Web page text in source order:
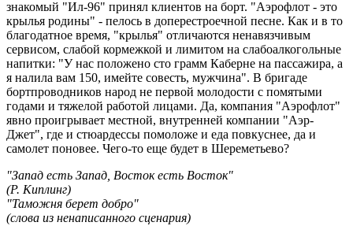
знакомый "Ил-96" принял клиентов на борт. "Аэрофлот - это
крылья родины" - пелось в доперестроечной песне. Как и в то
благодатное время, "крылья" отличаются ненавязчивым
сервисом, слабой кормежкой и лимитом на слабоалкогольные
напитки: "У нас положено сто грамм Каберне на пассажира, а
я налила вам 150, имейте совесть, мужчина". В бригаде
бортпроводников народ не первой молодости с помятыми
годами и тяжелой работой лицами. Да, компания "Аэрофлот"
явно проигрывает местной, внутренней компании "Аэр-
Джет", где и стюардессы помоложе и еда повкуснее, да и
самолет поновее. Чего-то еще будет в Шереметьево?
"Запад есть Запад, Восток есть Восток"
(Р. Киплинг)
"Таможня берет добро"
(слова из ненаписанного сценария)